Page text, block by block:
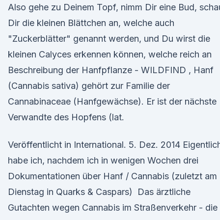
Also gehe zu Deinem Topf, nimm Dir eine Bud,
Dir die kleinen Blättchen an, welche auch
"Zuckerblätter" genannt werden, und Du wirst die
kleinen Calyces erkennen können, welche reich an
Beschreibung der Hanfpflanze - WILDFIND , Hanf
(Cannabis sativa) gehört zur Familie der
Cannabinaceae (Hanfgewächse). Er ist der nächste
Verwandte des Hopfens (lat.
Veröffentlicht in International. 5. Dez. 2014
habe ich, nachdem ich in wenigen Wochen drei
Dokumentationen über Hanf / Cannabis (zuletzt am
Dienstag in Quarks & Caspars) Das ärztliche
Gutachten wegen Cannabis im Straßenverkehr - die